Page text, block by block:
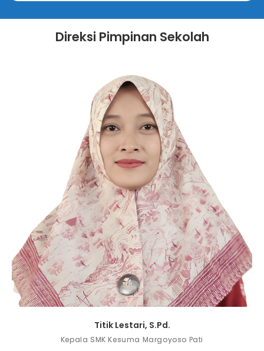
Direksi Pimpinan Sekolah
Titik Lestari, S.Pd.
Kepala SMK Kesuma Margoyoso Pati